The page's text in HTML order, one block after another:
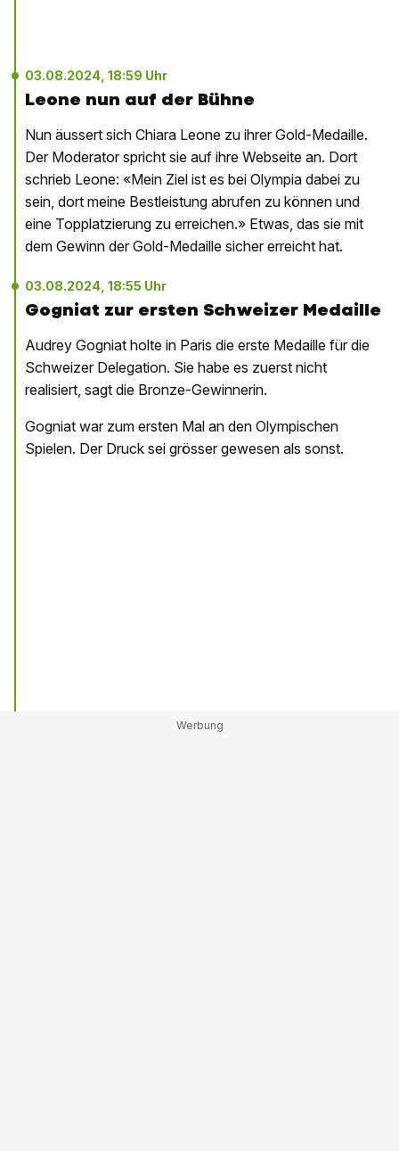
03.08.2024, 18:59 Uhr
Leone nun auf der Bühne
Nun äussert sich Chiara Leone zu ihrer Gold-Medaille.
Der Moderator spricht sie auf ihre Webseite an. Dort
schrieb Leone: «Mein Ziel ist es bei Olympia dabei zu
sein, dort meine Bestleistung abrufen zu können und
eine Topplatzierung zu erreichen.» Etwas, das sie mit
dem Gewinn der Gold-Medaille sicher erreicht hat.
03.08.2024, 18:55 Uhr
Gogniat zur ersten Schweizer Medaille
Audrey Gogniat holte in Paris die erste Medaille für die
Schweizer Delegation. Sie habe es zuerst nicht
realisiert, sagt die Bronze-Gewinnerin.
Gogniat war zum ersten Mal an den Olympischen
Spielen. Der Druck sei grösser gewesen als sonst.